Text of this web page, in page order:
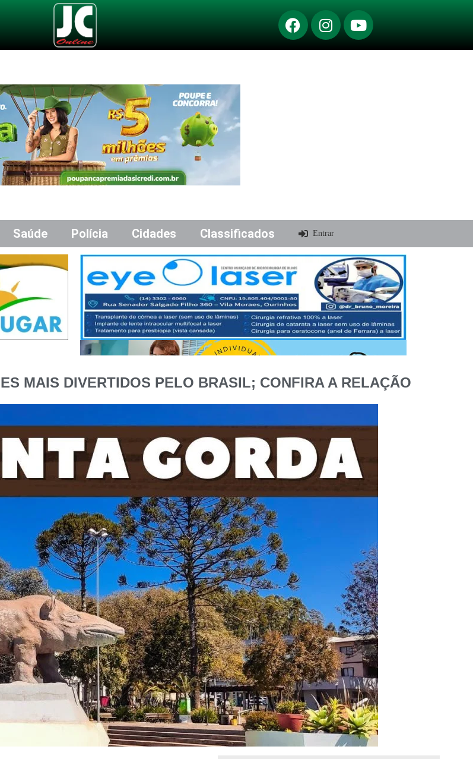
Saúde Polícia Cidades Classificados Entrar
MAIS DIVERTIDOS PELO BRASIL; CONFIRA A RELAÇÃO